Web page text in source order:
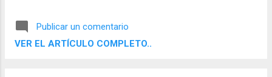
determinados, disciplinados y fiables, y
saben cómo utilizar el mundo material.
Publicar un comentario
VER EL ARTÍCULO COMPLETO..